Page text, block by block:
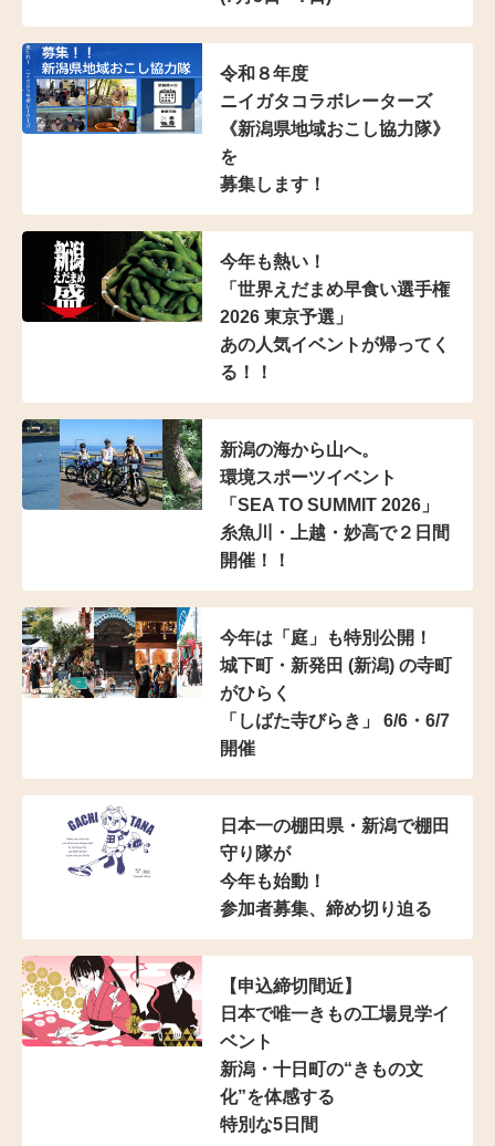
令和８年度
ニイガタコラボレーターズ
《新潟県地域おこし協力隊》
を
募集します！
今年も熱い！
「世界えだまめ早食い選手権
2026 東京予選」
あの人気イベントが帰ってく
る！！
新潟の海から山へ。
環境スポーツイベント
「SEA TO SUMMIT 2026」
糸魚川・上越・妙高で２日間
開催！！
今年は「庭」も特別公開！
城下町・新発田 (新潟) の寺町
がひらく
「しばた寺びらき」 6/6・6/7
開催
日本一の棚田県・新潟で棚田
守り隊が
今年も始動！
参加者募集、締め切り迫る
【申込締切間近】
日本で唯一きもの工場見学イ
ベント
新潟・十日町の“きもの文
化”を体感する
特別な5日間